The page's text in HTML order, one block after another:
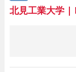
tin về từng khoa
lượng tuyển sinh, số
北見工業大学|